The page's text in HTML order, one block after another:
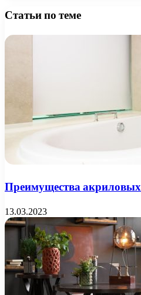
Статьи по теме
Преимущества
13.03.2023